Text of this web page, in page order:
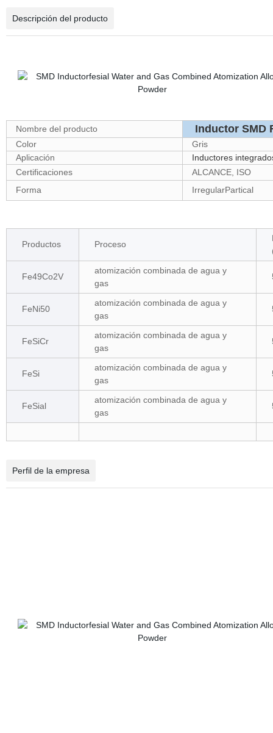
Descripción del producto
Nombre del producto Inductor SMD
Color
Gris
Aplicación
Inductores
Certificaciones
ALCANCE, ISO
Forma
IrregularPartical
Productos Proceso
Fe49Co2V
atomización combinada de agua y
gas
FeNi50
atomización combinada de agua y
gas
FeSiCr
atomización combinada de agua y
gas
FeSi
atomización combinada de agua y
gas
FeSial
atomización combinada de agua y
gas
Perfil de la empresa